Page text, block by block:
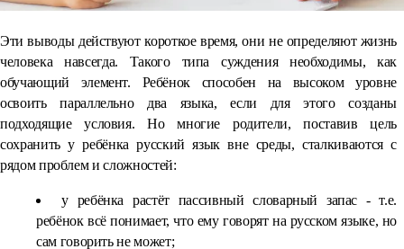
Эти выводы действуют короткое время, они не определяют жизнь
человека навсегда. Такого типа суждения необходимы, как
обучающий элемент. Ребёнок способен на высоком уровне
освоить параллельно два языка, если для этого созданы
подходящие условия. Но многие родители, поставив цель
сохранить у ребёнка русский язык вне среды, сталкиваются с
рядом проблем и сложностей:
у ребёнка растёт пассивный словарный запас - т.е.
ребёнок всё понимает, что ему говорят на русском языке, но
сам говорить не может;